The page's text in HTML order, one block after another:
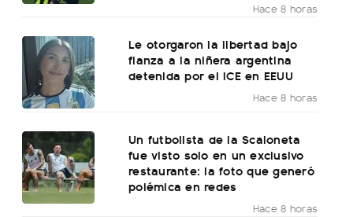
Hace 8 horas
Le otorgaron la libertad bajo
fianza a la niñera argentina
detenida por el ICE en EEUU
Hace 8 horas
Un futbolista de la Scaloneta
fue visto solo en un exclusivo
restaurante: la foto que generó
polémica en redes
Hace 8 horas